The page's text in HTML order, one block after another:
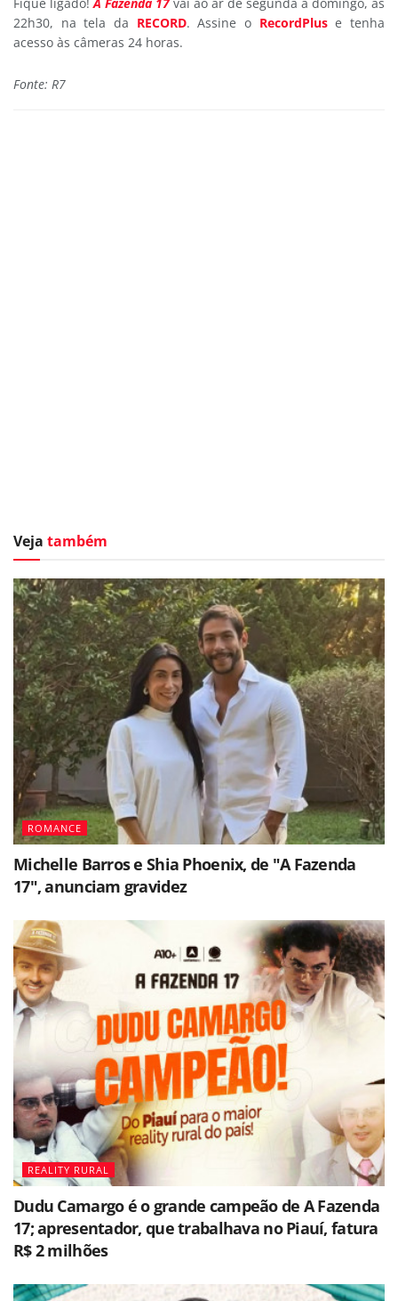
Fique ligado!A Fazenda 17 vai ao ar de segunda a domingo, às
22h30, na tela da RECORD. Assine o RecordPluse tenha
acesso às câmeras 24 horas.
Fonte: R7
Veja também
ROMANCE
Michelle Barros e Shia Phoenix, de "A Fazenda
17", anunciam gravidez
REALITY RURAL
Dudu Camargo é o grande campeão de A Fazenda
17; apresentador, que trabalhava no Piauí, fatura
R$ 2 milhões